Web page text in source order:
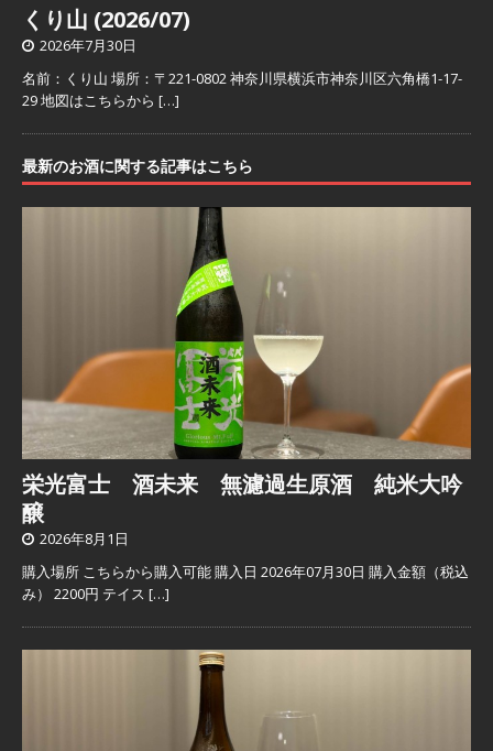
くり山 (2026/07)
2026年7月30日
名前：くり山 場所：〒221-0802 神奈川県横浜市神奈川区六角橋1-17-
29 地図はこちらから […]
最新のお酒に関する記事はこちら
栄光富士 酒未来 無濾過生原酒 純米大吟
醸
2026年8月1日
購入場所 こちらから購入可能 購入日 2026年07月30日 購入金額（税込
み） 2200円 テイス […]